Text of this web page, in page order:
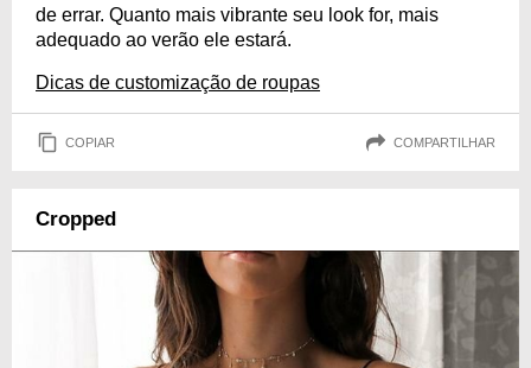
de errar. Quanto mais vibrante seu look for, mais
adequado ao verão ele estará.
Dicas de customização de roupas
COPIAR COMPARTILHAR
Cropped